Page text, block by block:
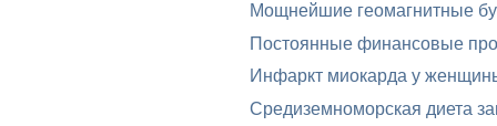
Мощнейшие геомагнитные
Постоянные финансовые
Инфаркт миокарда у
Средиземноморская диета